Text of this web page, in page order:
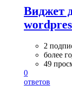
Виджет
2
более
49
0
ответов